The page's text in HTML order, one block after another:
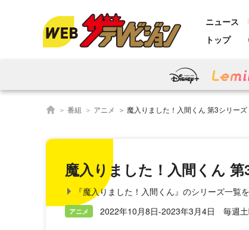
ニュース
トップ
番組 アニメ 魔入りました！入間くん 第3シリーズ
魔入りました！入間くん
『魔入りました！入間くん』のシリーズ一覧
アニメ 2022年10月8日-2023年3月4日 毎週